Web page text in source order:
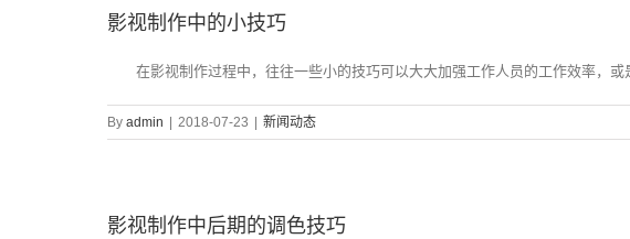
影视制作中的小技巧
在影视制作过程中，往往一些小的技巧可以大大加强工作人员的工作效率，或
By admin 2018-07-23 新闻动态
影视制作中后期的调色技巧